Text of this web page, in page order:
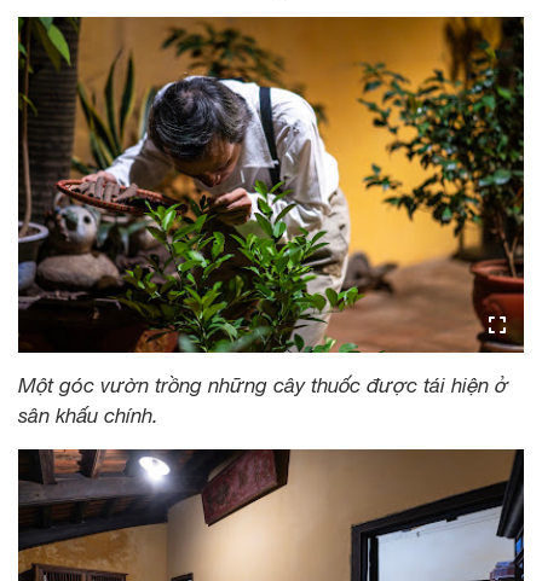
Một góc vườn trồng những cây thuốc được tái hiện ở
sân khấu chính.